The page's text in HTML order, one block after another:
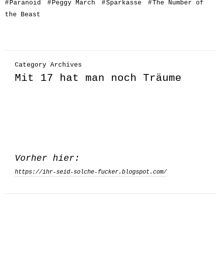
#Paranoid #Peggy March #Sparkasse #The Number of
the Beast
Category Archives
Mit 17 hat man noch Träume
Vorher hier:
https://ihr-seid-solche-fucker.blogspot.com/